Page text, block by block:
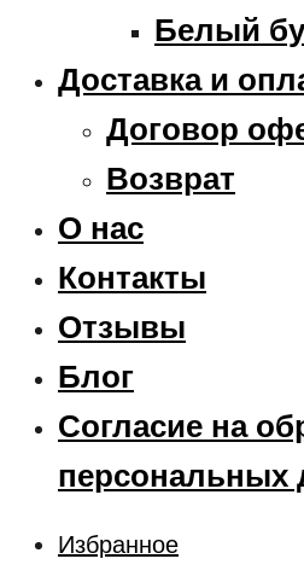
Белый
Доставка и
Договор
Возврат
О нас
Контакты
Отзывы
Блог
Согласие на
персональных
Избранное